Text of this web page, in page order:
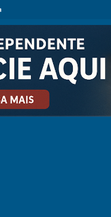
presidente da FIFA de